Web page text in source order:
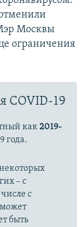
Москвы
ограничения
COVID-19
как2019-
года.
– с
с
быть